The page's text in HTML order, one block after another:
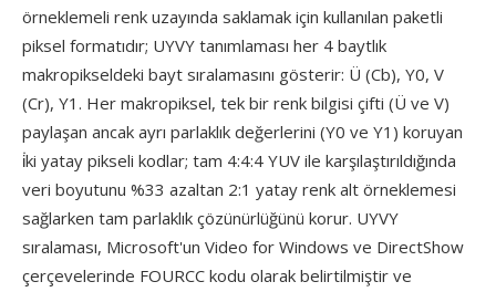
örneklemeli renk uzayında saklamak için kullanılan paketli
piksel formatıdır; UYVY tanımlaması her 4 baytlık
makropikseldeki bayt sıralamasını gösterir: Ü (Cb), Y0, V
(Cr), Y1. Her makropiksel, tek bir renk bilgisi çifti (Ü ve V)
paylaşan ancak ayrı parlaklık değerlerini (Y0 ve Y1) koruyan
i̇ki yatay pikseli kodlar; tam 4:4:4 YUV ile karşılaştırıldığında
veri boyutunu %33 azaltan 2:1 yatay renk alt örneklemesi
sağlarken tam parlaklık çözünürlüğünü korur. UYVY
sıralaması, Microsoft'un Video for Windows ve DirectShow
çerçevelerinde FOURCC kodu olarak belirtilmiştir ve